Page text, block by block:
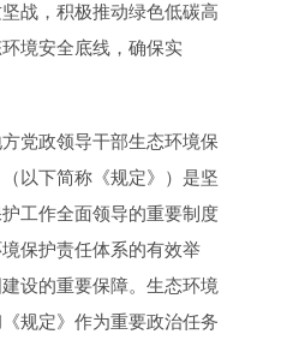
战，积极推动绿色低碳高
境安全底线，确保实
政领导干部生态环境保
以下简称《规定》）是坚
工作全面领导的重要制度
保护责任体系的有效举
设的重要保障。生态环境
规定》作为重要政治任务